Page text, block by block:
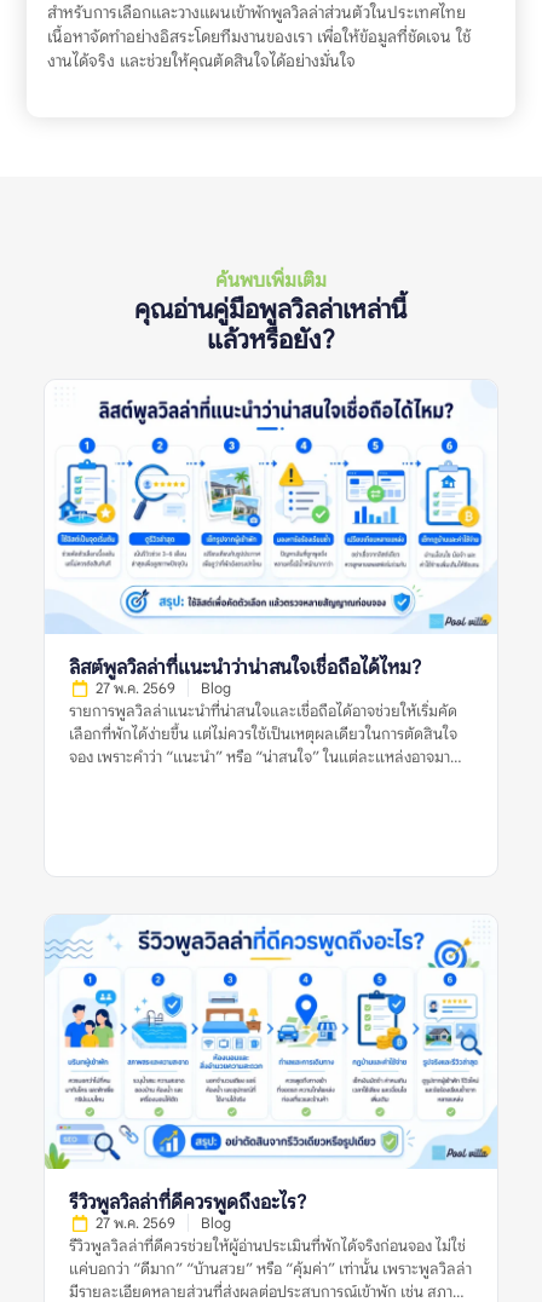
สำหรับการเลือกและวางแผนเข้าพักพูลวิลล่าส่วนตัวในประเทศไทย
เนื้อหาจัดทำอย่างอิสระโดยทีมงานของเรา เพื่อให้ข้อมูลที่ชัดเจน ใช้
งานได้จริง และช่วยให้คุณตัดสินใจได้อย่างมั่นใจ
ค้นพบเพิ่มเติม
คุณอ่านคู่มือพูลวิลล่าเหล่านี้
แล้วหรือยัง?
ลิสต์พูลวิลล่าที่แนะนำว่าน่าสนใจเชื่อถือได้ไหม?
27 พ.ค. 2569 Blog
รายการพูลวิลล่าแนะนำที่น่าสนใจและเชื่อถือได้อาจช่วยให้เริ่มคัด
เลือกที่พักได้ง่ายขึ้น แต่ไม่ควรใช้เป็นเหตุผลเดียวในการตัดสินใจ
จอง เพราะคำว่า “แนะนำ” หรือ “น่าสนใจ” ในแต่ละแหล่งอาจมา
จากผู้เข้าพัก ข้อร้องเรียนซ้ำ กฎบ้าน ค่าใช้จ่ายเพิ่มเติม และข้อมูล
หรือรูปเดียว เพราะพูลวิลล่าที่เหมาะกับคนหนึ่งอาจไม่เหมาะกับอีก
กลุ่มหนึ่งเสมอไป รายการพูลวิลล่าแนะนำที่น่าสนใจและเชื่อถือได้
หมายถึงอะไร? รายการพูลวิลล่าแนะนำที่น่าสนใจและเชื่อถือได้
หมายถึงรายชื่อที่พักพูลวิลล่าที่ถูกนำเสนอว่าเหมาะแก่การพิจารณา
โดยอาจคัดจากทำเล ราคา ความนิยม รูปภาพ รีวิว สิ่งอำนวยความ
สะดวก หรือความเหมาะสมกับกลุ่มผู้เข้าพักบางประเภท อย่างไร
ก็ตาม คำว่า “แนะนำ” ไม่ได้แปลว่าที่พักนั้นเหมาะกับทุกคน และไม่
ได้รับประกันว่าประสบการณ์เข้าพักจะตรงกับความคาดหวังเสมอไป
เพราะผู้จองแต่ละกลุ่มมีเงื่อนไขต่างกัน เช่น จำนวนคน งบประมาณ
ความต้องการใช้สระ ความต้องการทำอาหาร ความเงียบสงบ หรือ
ความสะดวกในการเดินทาง ลิสต์แนะนำที่มีคุณภาพควรช่วยให้ผู้
อ่านเห็นเกณฑ์การพิจารณา ไม่ใช่แค่บอกว่าที่พักใด “ดีที่สุด” โดย
ไม่มีเหตุผลประกอบ ยิ่งลิสต์อธิบายเกณฑ์ชัดเจน เช่น เหมาะกับ
ครอบครัว […]
รีวิวพูลวิลล่าที่ดีควรพูดถึงอะไร?
27 พ.ค. 2569 Blog
รีวิวพูลวิลล่าที่ดีควรช่วยให้ผู้อ่านประเมินที่พักได้จริงก่อนจอง ไม่ใช่
แค่บอกว่า “ดีมาก” “บ้านสวย” หรือ “คุ้มค่า” เท่านั้น เพราะพูลวิลล่า
มีรายละเอียดหลายส่วนที่ส่งผลต่อประสบการณ์เข้าพัก เช่น สภาพ